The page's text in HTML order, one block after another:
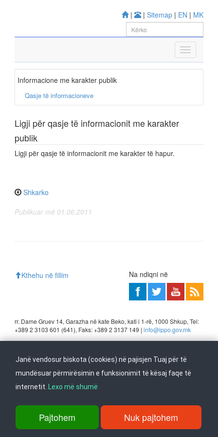
| | Sitemap | EN | MK
Informacione me karakter publik
Qasje të informacioneve
Ligji për qasje të informacionit me karakter
publik
Ligji për qasje të informacionit me karakter të hapur.
Shkarko
Publikuar më 01.06.2011
Kthehu në fillim Na ndiqni në
rr. Dame Gruev 14, Garazha në kate Beko, kati i 1-rë, 1000 Shkup, Tel:
+389 2 3103 601 (641), Faks: +389 2 3137 149 | info@ippo.gov.mk
©2026. ·Privacy·Terms
Janë vendosur biskota (cookies) në pajisjen Tuaj për të
mundësuar përmirësimin e funksionimit të kësaj faqe të
internetit. Lexo më shumë
Pajtohem Nuk pajtohem